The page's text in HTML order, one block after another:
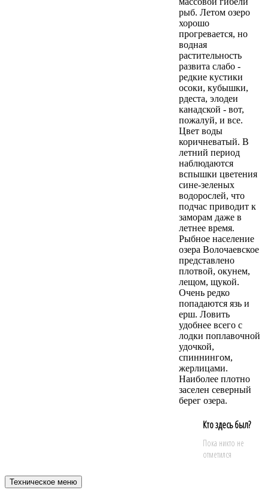
рыб. Летом озеро
хорошо
прогревается, но
водная
растительность
развита слабо -
редкие кустики
осоки, кубышки,
рдеста, элодеи
канадской - вот,
пожалуй, и все.
Цвет воды
коричневатый. В
летний период
наблюдаются
вспышки цветения
сине-зеленых
водорослей, что
подчас приводит к
заморам даже в
летнее время.
Рыбное население
озера Волочаевское
представлено
плотвой, окунем,
лещом, щукой.
Очень редко
попадаются язь и
ерш. Ловить
удобнее всего с
лодки поплавочной
удочкой,
спиннингом,
жерлицами.
Наиболее плотно
заселен северный
берег озера.
Кто здесь был?
Пока никто не
отметился
Техническое меню